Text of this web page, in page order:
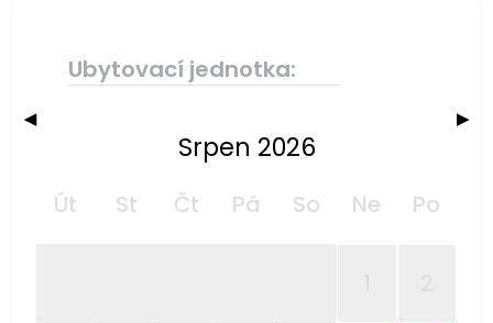
Ubytovací jednotka:
◀ ▶
Srpen 2026
Út St Čt Pá So Ne Po